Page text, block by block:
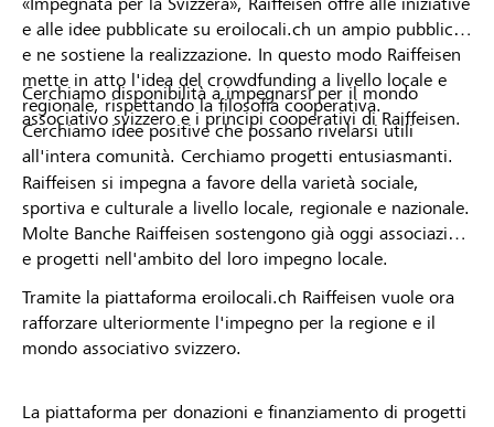
e alle idee pubblicate su eroilocali.ch un ampio pubblico
e ne sostiene la realizzazione. In questo modo Raiffeisen
mette in atto l'idea del crowdfunding a livello locale e
regionale, rispettando la filosofia cooperativa.
Cerchiamo idee positive che possano rivelarsi utili
all'intera comunità. Cerchiamo progetti entusiasmanti.
Cerchiamo disponibilità a impegnarsi per il mondo
associativo svizzero e i principi cooperativi di Raiffeisen.
Raiffeisen si impegna a favore della varietà sociale,
sportiva e culturale a livello locale, regionale e nazionale.
Molte Banche Raiffeisen sostengono già oggi associazioni
e progetti nell'ambito del loro impegno locale.
Tramite la piattaforma eroilocali.ch Raiffeisen vuole ora
rafforzare ulteriormente l'impegno per la regione e il
mondo associativo svizzero.
La piattaforma per donazioni e finanziamento di progetti